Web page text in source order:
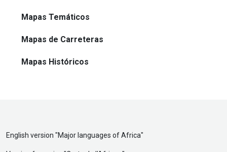
Mapas Temáticos
Mapas de Carreteras
Mapas Históricos
English version "Major languages of Africa"